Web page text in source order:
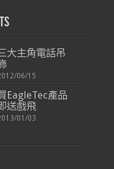
大主角電話吊
06/15
EagleTec產品
送戲飛
01/03